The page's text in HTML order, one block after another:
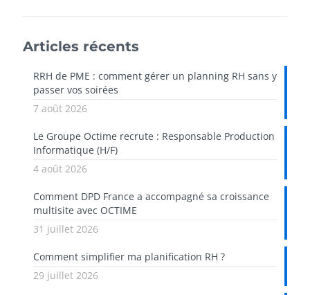
Articles récents
RRH de PME : comment gérer un planning RH sans y
passer vos soirées
7 août 2026
Le Groupe Octime recrute : Responsable Production
Informatique (H/F)
4 août 2026
Comment DPD France a accompagné sa croissance
multisite avec OCTIME
31 juillet 2026
Comment simplifier ma planification RH ?
29 juillet 2026